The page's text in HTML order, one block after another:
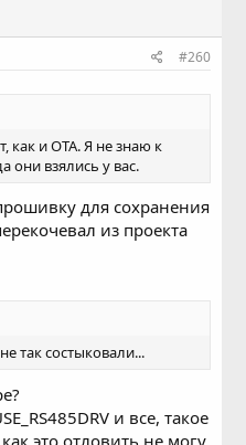
#260
как и OTA. Я не знаю к
они взялись у вас.
для сохранения
из проекта
так состыковали...
и все, такое
это отловить не могу